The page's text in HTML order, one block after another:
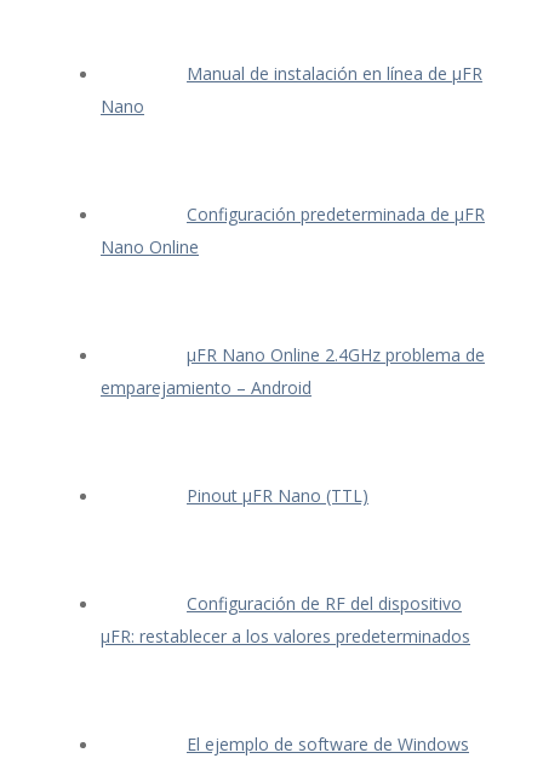
Manual de instalación en línea de μFR
Nano
Configuración predeterminada de μFR
Nano Online
μFR Nano Online 2.4GHz problema de
emparejamiento – Android
Pinout μFR Nano (TTL)
Configuración de RF del dispositivo
μFR: restablecer a los valores predeterminados
El ejemplo de software de Windows